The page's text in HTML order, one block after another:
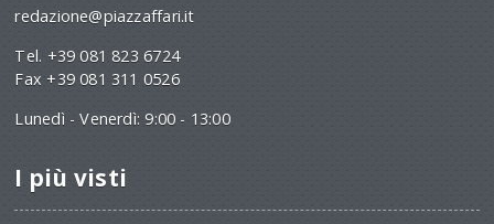
redazione@piazzaffari.it
Tel. +39 081 823 6724
Fax +39 081 311 0526
Lunedì - Venerdì: 9:00 - 13:00
I più visti